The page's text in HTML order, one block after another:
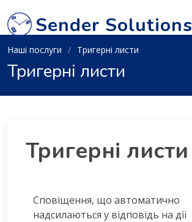
Sender Solutions
Наші послуги Тригерні листи
Тригерні листи
Тригерні листи
Сповіщення, що автоматично
надсилаються у відповідь на дії